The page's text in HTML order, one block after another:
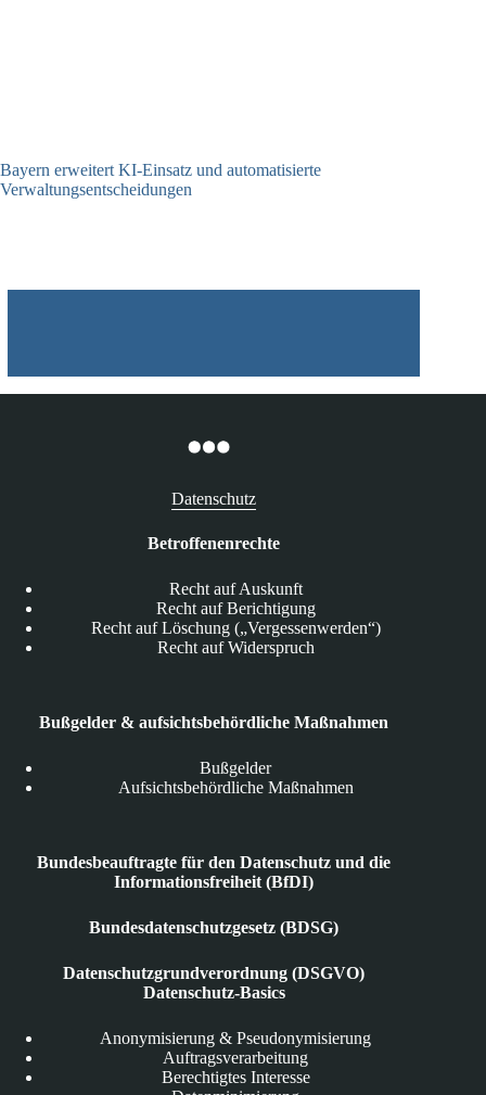
Bayern erweitert KI-Einsatz und automatisierte
Verwaltungsentscheidungen
Datenschutz
Betroffenenrechte
Recht auf Auskunft
Recht auf Berichtigung
Recht auf Löschung („Vergessenwerden“)
Recht auf Widerspruch
Bußgelder & aufsichtsbehördliche Maßnahmen
Bußgelder
Aufsichtsbehördliche Maßnahmen
Bundesbeauftragte für den Datenschutz und die
Informationsfreiheit (BfDI)
Bundesdatenschutzgesetz (BDSG)
Datenschutzgrundverordnung (DSGVO)
Datenschutz-Basics
Anonymisierung & Pseudonymisierung
Auftragsverarbeitung
Berechtigtes Interesse